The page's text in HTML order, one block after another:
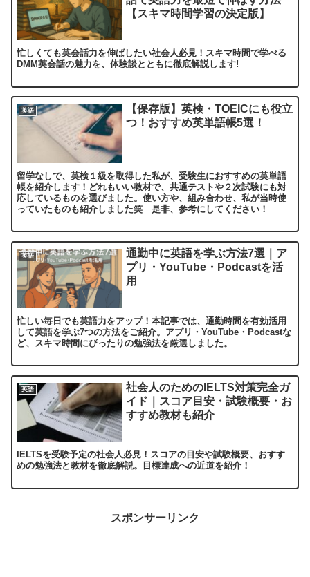
【スキマ時間学習の決定版】
忙しくても英会話力を伸ばしたい社会人必見！スキマ時間で学べる
DMM英会話の魅力を、体験談とともに徹底解説します!
英語
【保存版】英検・TOEICにも役立
つ！おすすめ英単語帳5選！
留学なしで、英検１級を取得した私が、受験生におすすめの英単語
帳を紹介します！どれもいい教材で、共通テストや２次試験にも対
応しているものを選びました。使い方や、組み合わせ、私が当時使
っていたものも紹介しました笑 是非、参考にしてください！
英語
通勤中に英語を学ぶ方法7選｜ア
プリ・YouTube・Podcastを活
用
忙しい毎日でも英語力をアップ！本記事では、通勤時間を有効活用
して英語を学ぶ7つの方法をご紹介。アプリ・YouTube・Podcastな
ど、スキマ時間にぴったりの勉強法を厳選しました。
英語
社会人のためのIELTS対策完全ガ
イド｜スコア目安・試験概要・お
すすめ教材も紹介
IELTSを受験予定の社会人必見！スコアの目安や試験概要、おすす
めの勉強法と教材を徹底解説。目標達成への近道を紹介！
スポンサーリンク